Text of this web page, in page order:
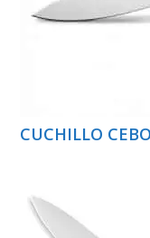
CUCHILLO